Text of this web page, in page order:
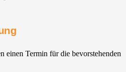
einen Termin für die bevorstehenden